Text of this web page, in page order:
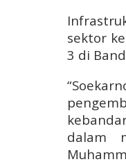
sektor
3 di
dalam